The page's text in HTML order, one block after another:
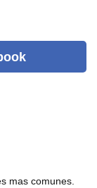
mas comunes.